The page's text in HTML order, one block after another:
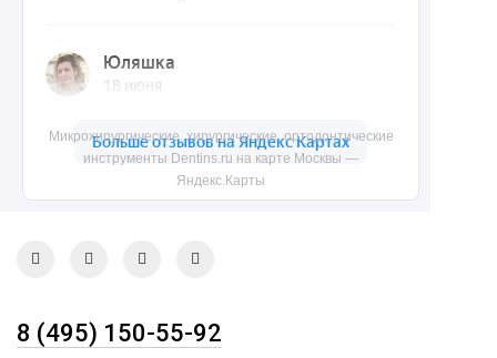
Микрохирургические, хирургические, ортодонтические
инструменты Dentins.ru на карте Москвы —
Яндекс.Карты
Доставка и контакты
Политика конфиденциальности
Карта сайта
Контакты
8 (495) 150-55-92